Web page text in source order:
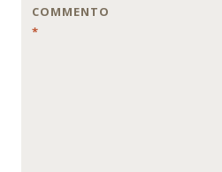
COMMENTO
*